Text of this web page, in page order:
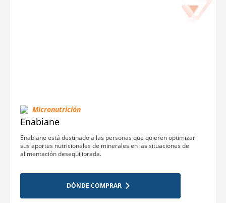
Micronutrición
Enabiane
Enabiane está destinado a las personas que quieren optimizar
sus aportes nutricionales de minerales en las situaciones de
alimentación desequilibrada.
DÓNDE COMPRAR